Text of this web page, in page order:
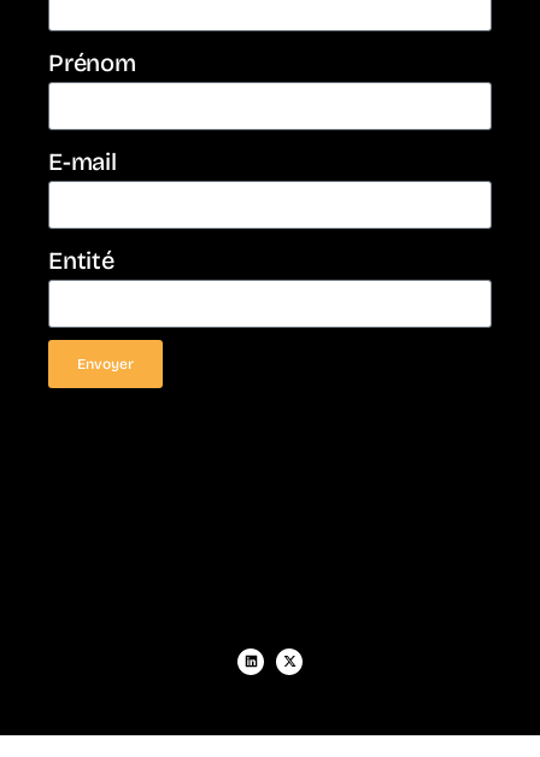
Prénom
E-mail
Entité
Envoyer